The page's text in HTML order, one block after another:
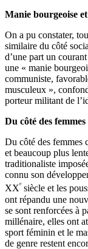
Manie bourgeoise
On a pu constater,
similaire du côté
d’une part un
une « manie
communiste,
musculeux »,
porteur militant de
Du côté des femmes
Du côté des femmes
et beaucoup plus
traditionaliste
connu son
XXᵉ siècle et les
ont répandu une
se sont renforcées à
millénaire, elles ont
sport féminin et le
de genre restent